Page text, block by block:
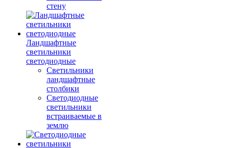
стену
Ландшафтные
светильники
светодиодные
Светильники
ландшафтные
столбики
Светодиодные
светильники
встраиваемые в
землю